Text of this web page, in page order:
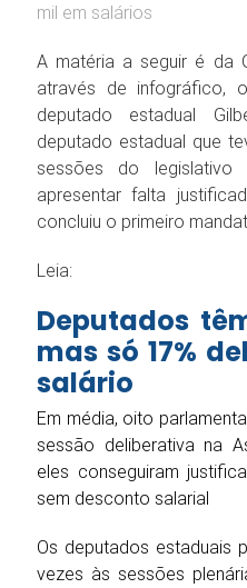
mil em salários
A matéria a seguir é da
através de infográfico,
deputado estadual
deputado estadual que
sessões do legislativo
apresentar falta
concluiu o primeiro
Leia:
Deputados
mas só 17%
salário
Em média, oito
sessão deliberativa na
eles conseguiram
sem desconto salarial
Os deputados estaduais
vezes às sessões